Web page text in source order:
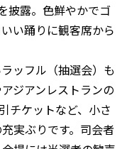
披露。色鮮やかでゴ
い踊りに観客席から
ッフル（抽選会）も
ジアンレストランの
チケットなど、小さ
実ぶりです。司会者